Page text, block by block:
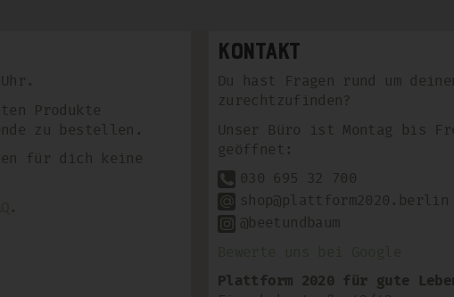
Produkte
zu bestellen.
für dich keine
.
Kontakt
Du hast Fragen rund um
zurechtzufinden?
Unser Büro ist Montag bis
geöffnet:
030 695 32 700
shop@plattform2020.berlin
@beetundbaum
Plattform 2020 für gute